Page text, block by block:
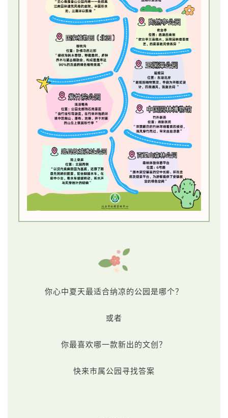
你心中夏天最适合纳凉的公园是哪个？
或者
你最喜欢哪一款新出的文创？
快来市属公园寻找答案